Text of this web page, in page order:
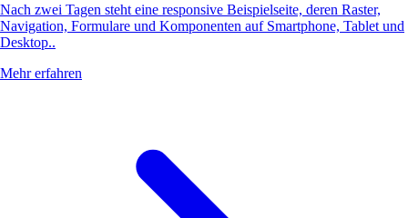
Nach zwei Tagen steht eine responsive Beispielseite, deren Raster,
Navigation, Formulare und Komponenten auf Smartphone, Tablet und
Desktop..
Mehr erfahren